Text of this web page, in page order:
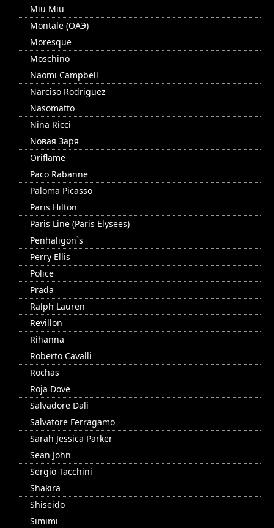
Miu Miu
Montale (ОАЭ)
Moresque
Moschino
Naomi Campbell
Narciso Rodriguez
Nasomatto
Nina Ricci
Nовая Заря
Oriflame
Paco Rabanne
Paloma Picasso
Paris Hilton
Paris Line (Paris Elysees)
Penhaligon`s
Perry Ellis
Police
Prada
Ralph Lauren
Revillon
Rihanna
Roberto Cavalli
Rochas
Roja Dove
Salvadore Dali
Salvatore Ferragamo
Sarah Jessica Parker
Sean John
Sergio Tacchini
Shakira
Shiseido
Simimi